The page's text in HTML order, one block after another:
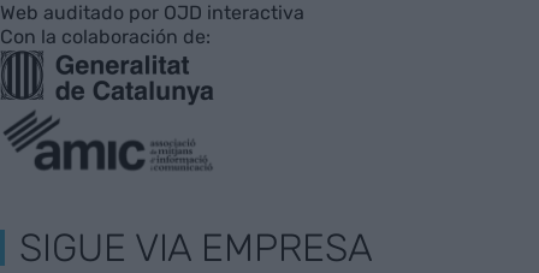
Web auditado por OJD interactiva
Con la colaboración de:
SIGUE VIA EMPRESA